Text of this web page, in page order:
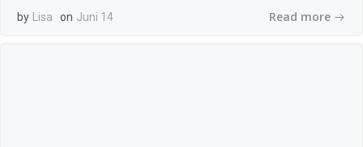
by Lisa on Juni 14 Read more